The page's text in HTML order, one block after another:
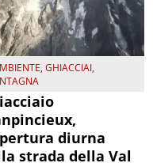
,GHIACCIAI,
diurna
strada della Val